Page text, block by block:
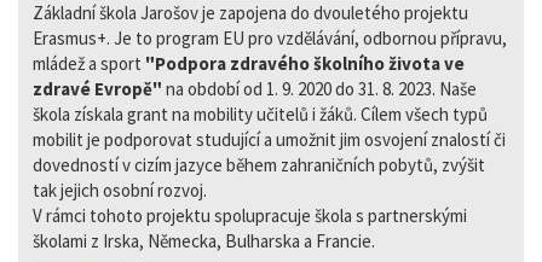
Základní škola Jarošov je zapojena do dvouletého projektu
Erasmus+. Je to program EU pro vzdělávání, odbornou přípravu,
mládež a sport "Podpora zdravého školního života ve
zdravé Evropě" na období od 1. 9. 2020 do 31. 8. 2023. Naše
škola získala grant na mobility učitelů i žáků. Cílem všech typů
mobilit je podporovat studující a umožnit jim osvojení znalostí či
dovedností v cizím jazyce během zahraničních pobytů, zvýšit
tak jejich osobní rozvoj.
V rámci tohoto projektu spolupracuje škola s partnerskými
školami z Irska, Německa, Bulharska a Francie.